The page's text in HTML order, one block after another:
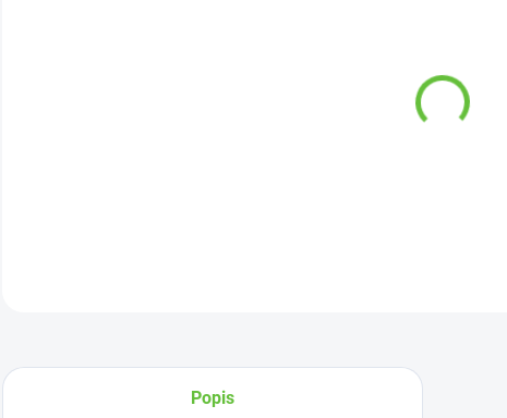
Popis